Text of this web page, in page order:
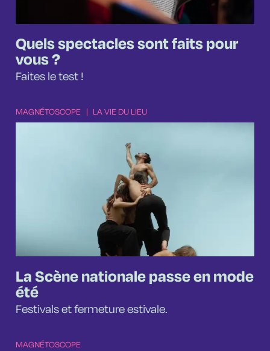
Quels spectacles sont faits pour
vous ?
Faites le test !
MAGNÉTOSCOPE LA VIE DU LIEU
La Scène nationale passe en mode
été
Festivals et fermeture estivale.
MAGNÉTOSCOPE